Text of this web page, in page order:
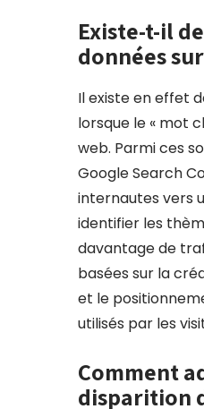
Existe-t-il
données
Il existe en effet
lorsque le « mot
web. Parmi ces
Google Search
internautes vers
identifier les
davantage de
basées sur la
et le
utilisés par les
Comment
disparition